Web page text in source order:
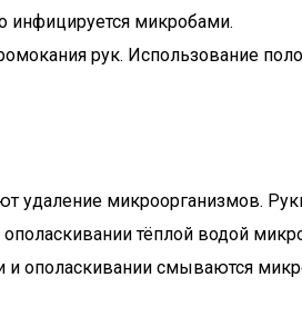
инфицируется микробами.
рук. Использование
удаление микроорганизмов.
ополаскивании тёплой водой
ополаскивании смываются